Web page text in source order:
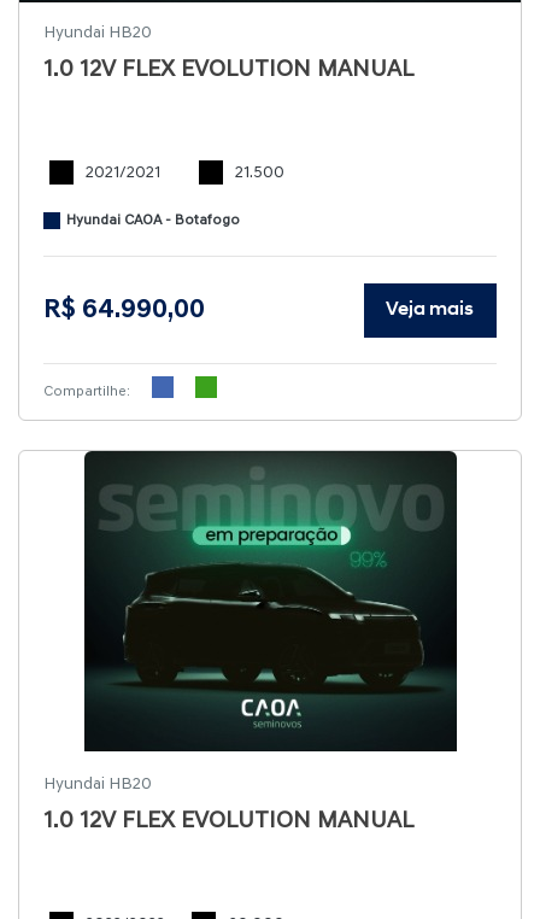
Hyundai HB20
1.0 12V FLEX EVOLUTION MANUAL
2021/2021 21.500
Hyundai CAOA - Botafogo
R$ 64.990,00 Veja mais
Compartilhe:
Hyundai HB20
1.0 12V FLEX EVOLUTION MANUAL